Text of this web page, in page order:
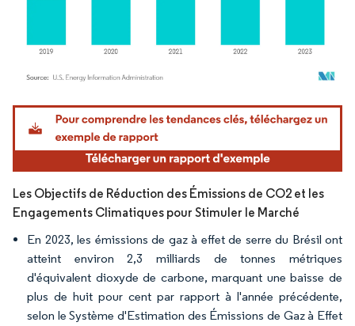
Image © Mordor Intelligence. La réutilisation nécessite une attribution sous CC BY
Les Objectifs de Réduction des Émissions de CO2 et les
Engagements Climatiques pour Stimuler le Marché
En 2023, les émissions de gaz à effet de serre du Brésil ont
atteint environ 2,3 milliards de tonnes métriques
d'équivalent dioxyde de carbone, marquant une baisse de
plus de huit pour cent par rapport à l'année précédente,
selon le Système d'Estimation des Émissions de Gaz à Effet